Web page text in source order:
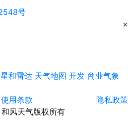
号
×
和雷达 天气地图 开发 商业气象
使用条款
隐私政策
风天气版权所有